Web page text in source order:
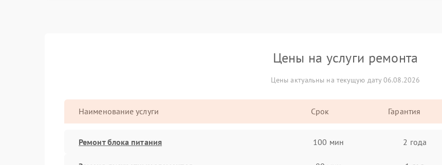
Цены на услуги ремонта
Цены актуальны на текущую дату 06.08.2026
Наименование услуги Срок Гарантия
Ремонт блока питания 100 мин 2 года